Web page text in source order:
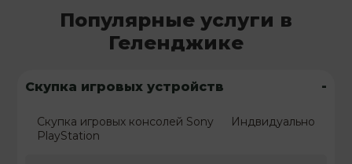
Популярные услуги в
Геленджике
Скупка игровых устройств -
Скупка игровых консолей Sony
PlayStation
Индвидуально